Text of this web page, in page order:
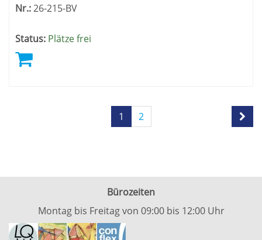
Nr.:26-215-BV
Status: Plätze frei
Seiten
blättern
1 2
Bürozeiten
Montag bis Freitag von 09:00 bis 12:00 Uhr